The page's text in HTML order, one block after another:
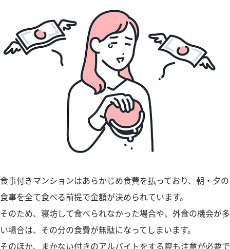
食事付きマンションはあらかじめ食費を払っており、朝・夕の
食事を全て食べる前提で金額が決められています。
そのため、寝坊して食べられなかった場合や、外食の機会が多
い場合は、その分の食費が無駄になってしまいます。
そのほか、まかない付きのアルバイトをする際も注意が必要で